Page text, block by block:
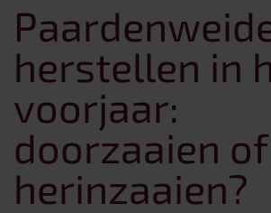
herstellen in
voorjaar:
doorzaaien of
herinzaaien?